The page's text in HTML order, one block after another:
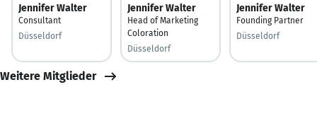
Jennifer Walter
Consultant
Düsseldorf
Jennifer Walter
Head of Marketing
Coloration
Düsseldorf
Jennifer Walter
Founding Partner
Düsseldorf
Weitere Mitglieder